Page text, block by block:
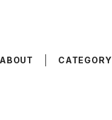
CATEGORY